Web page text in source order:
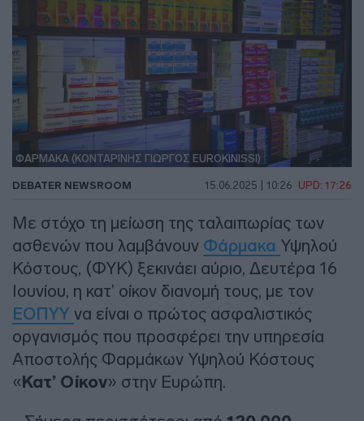
ΦΑΡΜΑΚΑ (ΚΟΝΤΑΡΙΝΗΣ ΓΙΩΡΓΟΣ EUROKINISSI)
DEBATER NEWSROOM 15.06.2025 | 10:26 UPD: 17:26
Με στόχο τη μείωση της ταλαιπωρίας των
ασθενών που λαμβάνουν Φάρμακα Υψηλού
Κόστους, (ΦΥΚ) ξεκινάει αύριο, Δευτέρα 16
Ιουνίου, η κατ’ οίκον διανομή τους, με τον
ΕΟΠΥΥ να είναι ο πρώτος ασφαλιστικός
οργανισμός που προσφέρει την υπηρεσία
Αποστολής Φαρμάκων Υψηλού Κόστους
« Κατ’ Οίκον» στην Ευρώπη.